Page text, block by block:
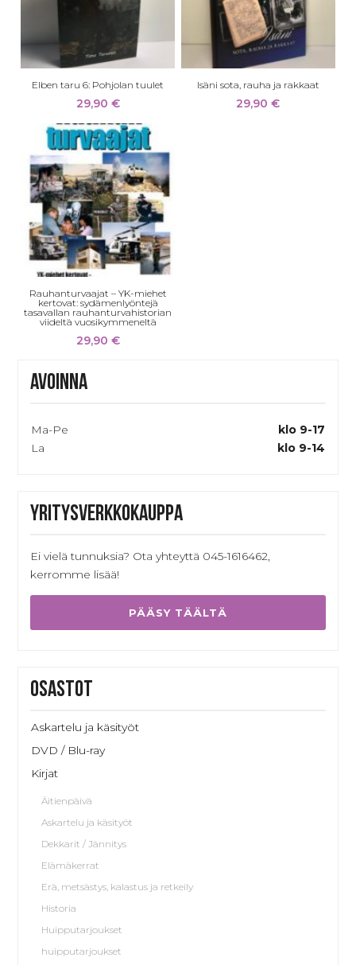
Elben taru 6: Pohjolan tuulet
29,90 €
Isäni sota, rauha ja rakkaat
29,90€
Rauhanturvaajat – YK-miehet
kertovat: sydämenlyöntejä
tasavallan rauhanturvahistorian
viideltä vuosikymmeneltä
29,90 €
Avoinna
Ma-Pe
klo 9-17
La
klo 9-14
Yritysverkkokauppa
Ei vielä tunnuksia? Ota yhteyttä 045-1616462,
kerromme lisää!
PÄÄSY TÄÄLTÄ
Osastot
Askartelu ja käsityöt
DVD / Blu-ray
Kirjat
Äitienpäivä
Askartelu ja käsityöt
Dekkarit / Jännitys
Elämäkerrat
Erä, metsästys, kalastus ja retkeily
Historia
Huipputarjoukset
huipputarjoukset